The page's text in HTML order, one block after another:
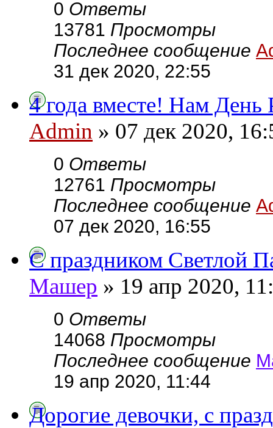
0 Ответы
13781 Просмотры
Последнее сообщение
31 дек 2020, 22:55
4 года вместе! Нам
Admin » 07 дек 2020,
0 Ответы
12761 Просмотры
Последнее сообщение
07 дек 2020, 16:55
С праздником Светлой
Машер » 19 апр 2020,
0 Ответы
14068 Просмотры
Последнее сообщение
19 апр 2020, 11:44
Дорогие девочки, с